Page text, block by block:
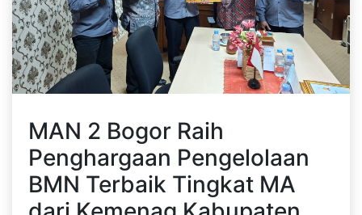
MAN 2 Bogor Raih
Penghargaan Pengelolaan
BMN Terbaik Tingkat MA